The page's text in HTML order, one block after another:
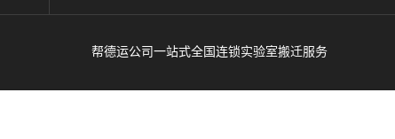
帮德运公司一站式全国连锁实验室搬迁服务